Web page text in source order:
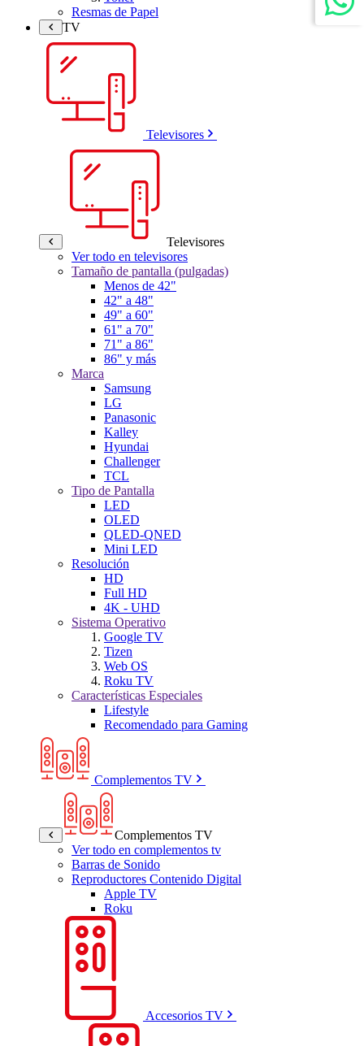
Resmas de Papel
TV
Televisores
Televisores
Ver todo en televisores
Tamaño de pantalla (pulgadas)
Menos de 42"
42" a 48"
49" a 60"
61" a 70"
71" a 86"
86" y más
Marca
Samsung
LG
Panasonic
Kalley
Hyundai
Challenger
TCL
Tipo de Pantalla
LED
OLED
QLED-QNED
Mini LED
Resolución
HD
Full HD
4K - UHD
Sistema Operativo
Google TV
Tizen
Web OS
Roku TV
Características Especiales
Lifestyle
Recomendado para Gaming
Complementos TV
Complementos TV
Ver todo en complementos tv
Barras de Sonido
Reproductores Contenido Digital
Apple TV
Roku
Accesorios TV